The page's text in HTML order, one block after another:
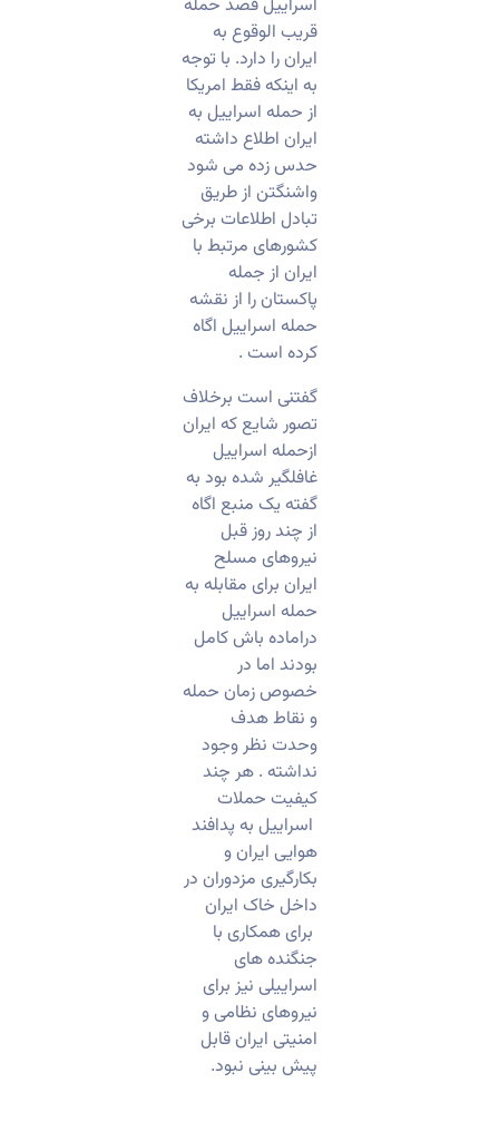
اسراییل قصد حمله
قریب الوقوع به
ایران را دارد. با توجه
به اینکه فقط امریکا
از حمله اسراییل به
ایران اطلاع داشته
حدس زده می شود
واشنگتن از طریق
تبادل اطلاعات برخی
کشورهای مرتبط با
ایران از جمله
پاکستان را از نقشه
حمله اسراییل اگاه
کرده است .
گفتنی است برخلاف
تصور شایع که ایران
ازحمله اسراییل
غافلگیر شده بود به
گفته یک منبع اگاه
از چند روز قبل
نیروهای مسلح
ایران برای مقابله به
حمله اسراییل
دراماده باش کامل
بودند اما در
خصوص زمان حمله
و نقاط هدف
وحدت نظر وجود
نداشته . هر چند
کیفیت حملات
اسراییل به پدافند
هوایی ایران و
بکارگیری مزدوران در
داخل خاک ایران
برای همکاری با
جنگنده های
اسراییلی نیز برای
نیروهای نظامی و
امنیتی ایران قابل
پیش بینی نبود.